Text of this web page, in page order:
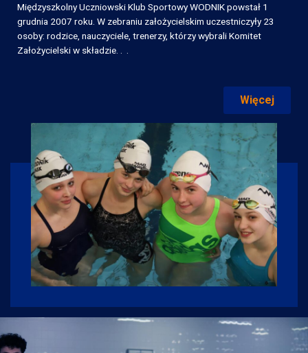
Międzyszkolny Uczniowski Klub Sportowy WODNIK powstał 1
grudnia 2007 roku. W zebraniu założycielskim uczestniczyły 23
osoby: rodzice, nauczyciele, trenerzy, którzy wybrali Komitet
Założycielski w składzie. . .
Więcej